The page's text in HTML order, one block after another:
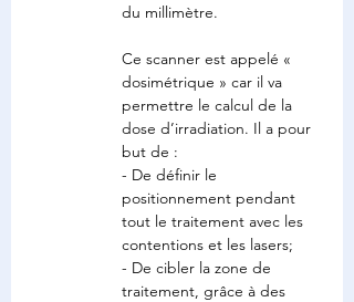
du millimètre.
Ce scanner est appelé «
dosimétrique » car il va
permettre le calcul de la
dose d’irradiation. Il a pour
but de :
- De définir le
positionnement pendant
tout le traitement avec les
contentions et les lasers;
- De cibler la zone de
traitement, grâce à des